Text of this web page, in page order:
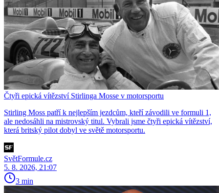
Čtyři epická vítězství Stirlinga Mosse v motorsportu
Stirling Moss patří k nejlepším jezdcům, kteří závodili ve formuli 1,
ale nedosáhli na mistrovský titul. Vybrali jsme čtyři epická vítězství,
která britský pilot dobyl ve světě motorsportu.
SvětFormule.cz
5. 8. 2026, 21:07
3 min